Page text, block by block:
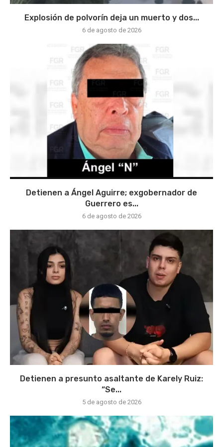
Explosión de polvorín deja un muerto y dos...
6 de agosto de 2026
Detienen a Ángel Aguirre; exgobernador de
Guerrero es...
6 de agosto de 2026
Detienen a presunto asaltante de Karely Ruiz:
“Se...
5 de agosto de 2026